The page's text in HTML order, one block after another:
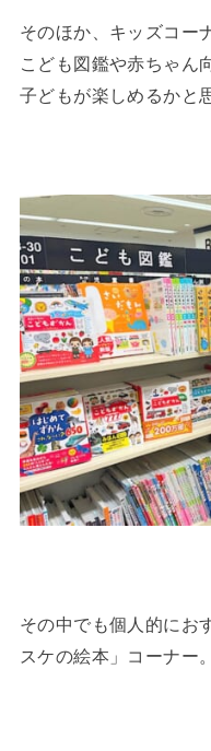
そのほか、キッズコー
こども図鑑や赤ちゃん
子どもが楽しめるかと
その中でも個人的にお
スケの絵本」コーナー。